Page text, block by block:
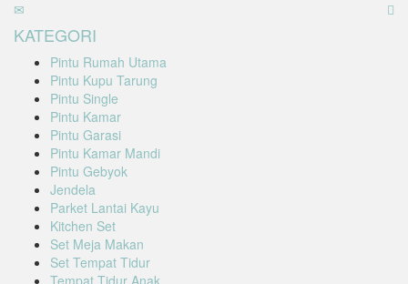
KATEGORI
Pintu Rumah Utama
Pintu Kupu Tarung
Pintu Single
Pintu Kamar
Pintu Garasi
Pintu Kamar Mandi
Pintu Gebyok
Jendela
Parket Lantai Kayu
Kitchen Set
Set Meja Makan
Set Tempat Tidur
Tempat Tidur Anak